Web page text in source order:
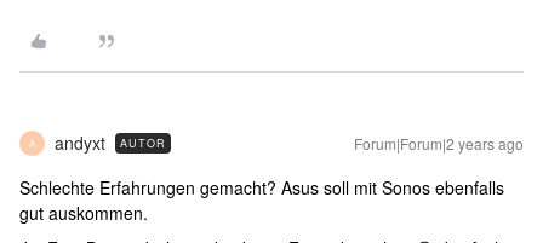
A andyxt AUTOR Forum|Forum|2 years ago
Schlechte Erfahrungen gemacht? Asus soll mit Sonos ebenfalls
gut auskommen.